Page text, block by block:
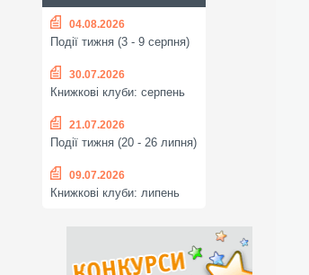
04.08.2026
Події тижня (3 - 9 серпня)
30.07.2026
Книжкові клуби: серпень
21.07.2026
Події тижня (20 - 26 липня)
09.07.2026
Книжкові клуби: липень